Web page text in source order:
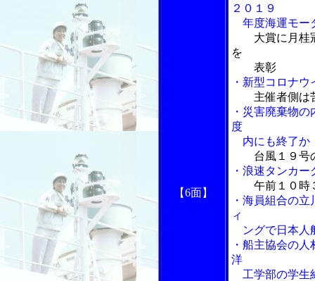
【6面】
２０１９
年度海運モー
大賞に月桂
を
表彰
・新型コロナ
主催者側は
・災害廃棄物
度
内にも終了か
台風１９号
・浪速タンカ
午前１０時
・海員組合の
ィ
ングで日本人
・船主協会の
洋
工学部の学生